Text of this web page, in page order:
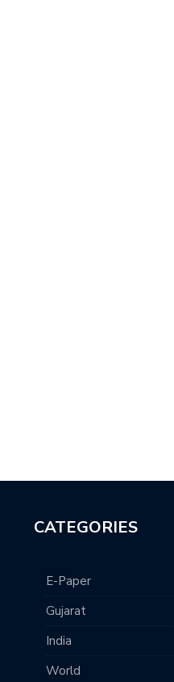
CATEGORIES
E-Paper
Gujarat
India
World